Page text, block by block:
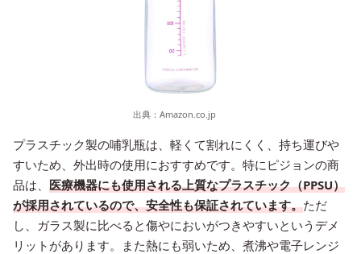
出典： Amazon.co.jp
プラスチック製の哺乳瓶は、軽くて割れにくく、持ち運びや
すいため、外出時の使用におすすめです。特にピジョンの商
品は、 医療機器にも使用される上質なプラスチック（PPSU）
が採用されているので、安全性も保証されています。ただ
し、ガラス製に比べると傷やにおいがつきやすいというデメ
リットがあります。また熱にも弱いため、煮沸や電子レンジ